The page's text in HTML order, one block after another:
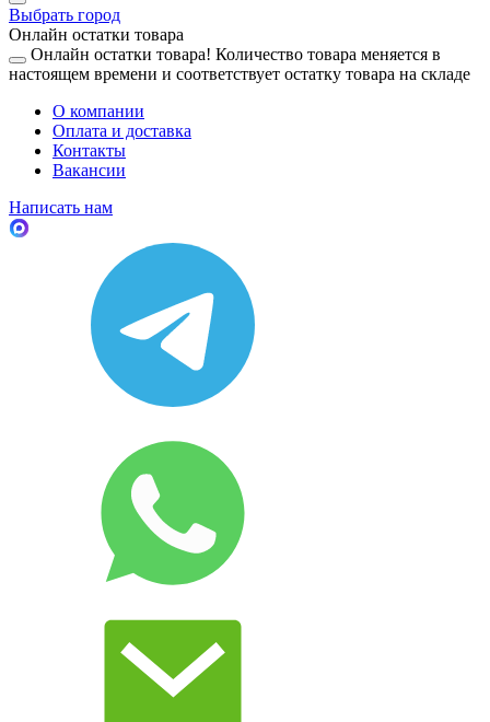
Выбрать город
Онлайн остатки товара
Онлайн остатки товара! Количество товара меняется в
настоящем времени и соответствует остатку товара на складе
О компании
Оплата и доставка
Контакты
Вакансии
Написать нам